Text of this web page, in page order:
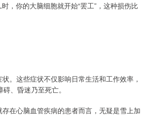
，你的大脑细胞就开始“罢工”，这种损伤比
。这些症状不仅影响日常生活和工作效率，
、昏迷乃至死亡。
在心脑血管疾病的患者而言，无疑是雪上加